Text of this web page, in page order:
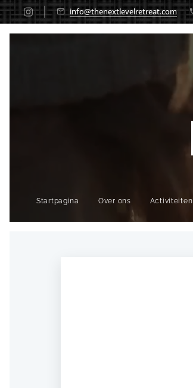
info@thenextlevelretreat.com
Startpagina Over ons Activiteiten